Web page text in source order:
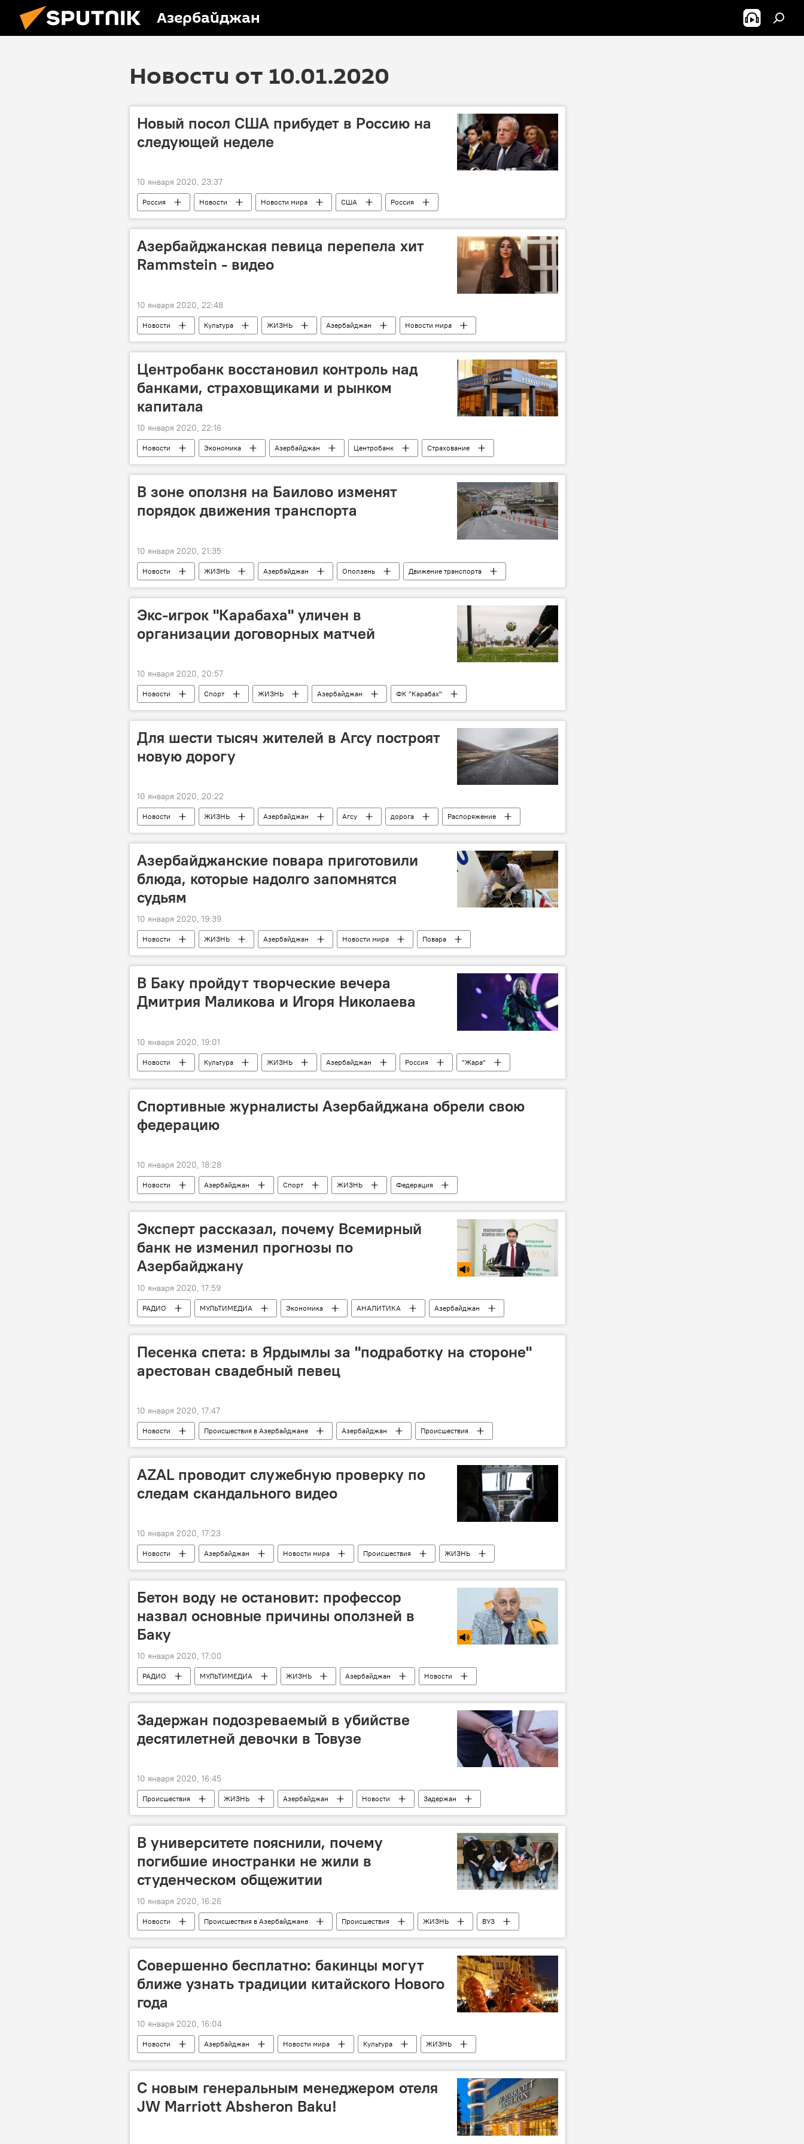
Азербайджан
Новости от 10.01.2020
Новый посол США прибудет в Россию на
следующей неделе
10 января 2020, 23:37
Россия Новости Новости мира США Россия
Азербайджанская певица перепела хит
Rammstein - видео
10 января 2020, 22:48
Новости Культура ЖИЗНЬ Азербайджан
Новости мира
Певица
хит Rammstein
Центробанк восстановил контроль над
банками, страховщиками и рынком
капитала
10 января 2020, 22:16
Новости Экономика Азербайджан Центробанк
Страхование
Капитал
В зоне оползня на Баилово изменят
порядок движения транспорта
10 января 2020, 21:35
Новости ЖИЗНЬ Азербайджан Оползень Движение транспорта
Экс-игрок "Карабаха" уличен в
организации договорных матчей
10 января 2020, 20:57
Новости Спорт ЖИЗНЬ Азербайджан
ФК "Карабах"
договорные матчи
АФФА
Для шести тысяч жителей в Агсу построят
новую дорогу
10 января 2020, 20:22
Новости ЖИЗНЬ Азербайджан Агсу дорога Распоряжение
Азербайджанские повара приготовили
блюда, которые надолго запомнятся
судьям
10 января 2020, 19:39
Новости ЖИЗНЬ Азербайджан Новости мира
Повара
медали
конкурс Судьи Стамбул
В Баку пройдут творческие вечера
Дмитрия Маликова и Игоря Николаева
10 января 2020, 19:01
Новости Культура ЖИЗНЬ Азербайджан Россия
"Жара"
Эмин Агаларов
творческий вечер Игорь Николаев
Баку
Спортивные журналисты Азербайджана обрели свою
федерацию
10 января 2020, 18:28
Новости Азербайджан Спорт ЖИЗНЬ
Федерация
журналисты
Эксперт рассказал, почему Всемирный
банк не изменил прогнозы по
Азербайджану
10 января 2020, 17:59
РАДИО МУЛЬТИМЕДИА Экономика АНАЛИТИКА
Азербайджан
Новости
Песенка спета: в Ярдымлы за "подработку на стороне"
арестован свадебный певец
10 января 2020, 17:47
Новости Происшествия в Азербайджане Азербайджан
Происшествия
ЖИЗНЬ
певец Свадьбы Наркоторговец
задержание
AZAL проводит служебную проверку по
следам скандального видео
10 января 2020, 17:23
Новости Азербайджан Новости мира Происшествия ЖИЗНЬ
Бетон воду не остановит: профессор
назвал основные причины оползней в
Баку
10 января 2020, 17:00
РАДИО МУЛЬТИМЕДИА ЖИЗНЬ Азербайджан Новости
Задержан подозреваемый в убийстве
десятилетней девочки в Товузе
10 января 2020, 16:45
Происшествия ЖИЗНЬ Азербайджан Новости
Задержан
Подозреваемый
В университете пояснили, почему
погибшие иностранки не жили в
студенческом общежитии
10 января 2020, 16:26
Новости Происшествия в Азербайджане Происшествия ЖИЗНЬ
ВУЗ
Девушки
студентка
Совершенно бесплатно: бакинцы могут
ближе узнать традиции китайского Нового
года
10 января 2020, 16:04
Новости Азербайджан Новости мира Культура
ЖИЗНЬ
Азербайджанский Музей ковра
Новый год 2022 Китай
C новым генеральным менеджером отеля
JW Marriott Absheron Baku!